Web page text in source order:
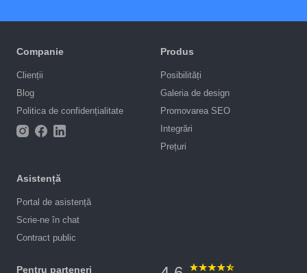
Companie
Clienții
Blog
Politica de confidențialitate
Produs
Posibilități
Galeria de design
Promovarea SEO
Integrări
Prețuri
Asistență
Portal de asistență
Scrie-ne în chat
Contract public
Pentru parteneri